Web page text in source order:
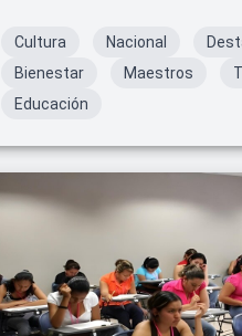
a garantizar que todos tengan
Cultura Nacional
Bienestar
Maestros
Educación